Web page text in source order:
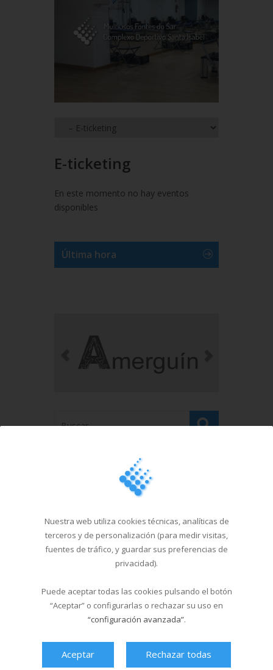
E-ticketing
En este momento no hay eventos
disponibles
Última hora
Nuestra web utiliza cookies técnicas, analíticas de
terceros y de personalización (para medir visitas,
fuentes de tráfico, y guardar sus preferencias de
privacidad).
Puede aceptar todas las cookies pulsando el botón
“Aceptar” o configurarlas o rechazar su uso en
“configuración avanzada”.
Aceptar Rechazar todas